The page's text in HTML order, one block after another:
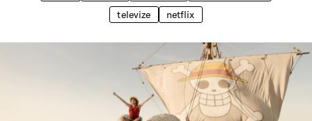
televize
netflix